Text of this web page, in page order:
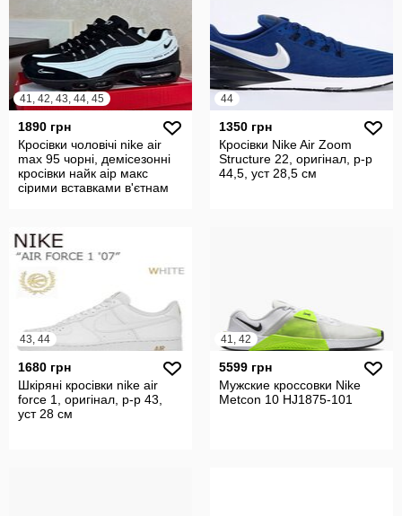
41, 42, 43, 44, 45
1890 грн
Кросівки чоловічі nike air
max 95 чорні, демісезонні
кросівки найк аір макс
сірими вставками в'єтнам
44
1350 грн
Кросівки Nike Air Zoom
Structure 22, оригінал, р-р
44,5, уст 28,5 см
43, 44
1680 грн
Шкіряні кросівки nike air
force 1, оригінал, р-р 43,
уст 28 см
41, 42
5599 грн
Мужские кроссовки Nike
Metcon 10 HJ1875-101